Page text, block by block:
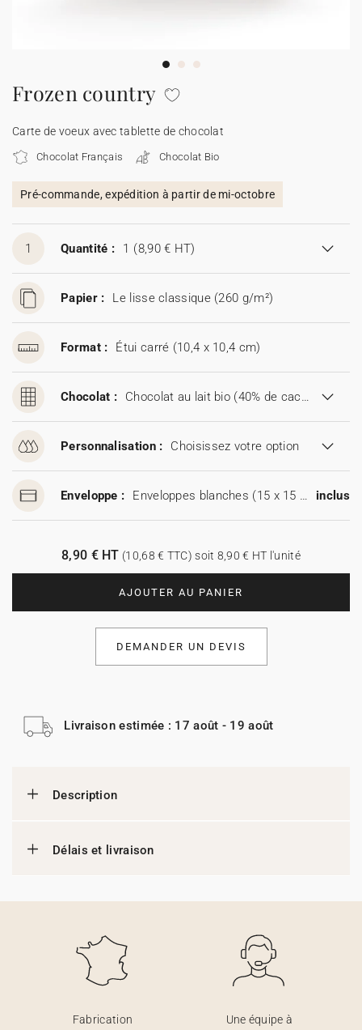
★ Demande d'échantillons
Menus
Présentoirs comptoir
Frozen country
Carte de voeux avec tablette de chocolat
Chocolat Français Chocolat Bio
Pré-commande, expédition à partir de mi-octobre
1 Quantité : 1 (8,90 € HT)
Papier : Le lisse classique (260 g/m²)
Format : Étui carré (10,4 x 10,4 cm)
Chocolat : Chocolat au lait bio (40% de cacao)
Personnalisation : Choisissez votre option
Enveloppe : Enveloppes blanches (15 x 15 cm) inclus
AJOUTER AU PANIER
8,90 € HT (10,68 € TTC) soit 8,90 € HT l'unité
DEMANDER UN DEVIS
Livraison estimée : 17 août - 19 août
Description
Délais et livraison
Fabrication
Une équipe à